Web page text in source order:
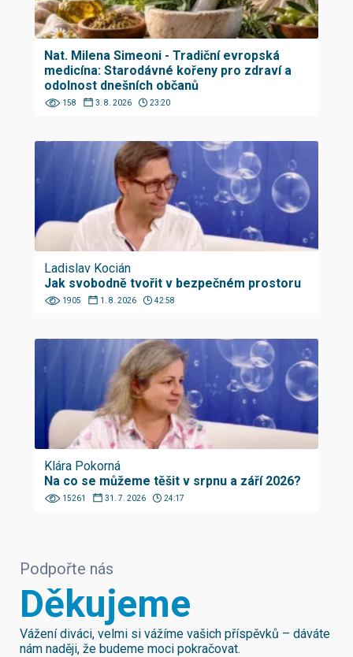
Nat. Milena Simeoni - Tradiční evropská
medicína: Starodávné kořeny pro zdraví a
odolnost dnešních občanů
158 3. 8. 2026 23:20
Ladislav Kocián
Jak svobodně tvořit v bezpečném prostoru
1905 1. 8. 2026 42:58
Klára Pokorná
Na co se můžeme těšit v srpnu a září 2026?
15261 31. 7. 2026 24:17
Podpořte nás
Děkujeme
Vážení diváci, velmi si vážíme vašich příspěvků – dáváte
nám naději, že budeme moci pokračovat.